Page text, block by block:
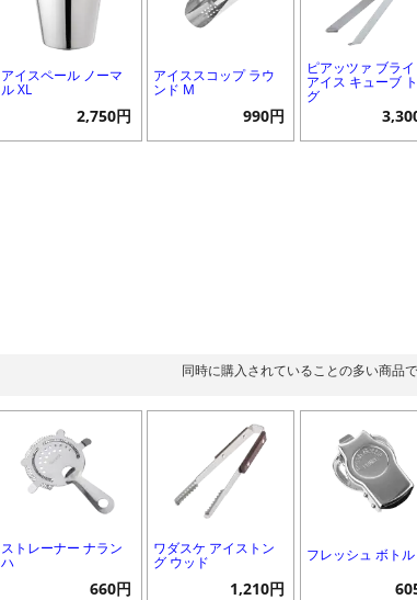
アイスペール ノーマ
ル XL
2,750円
アイススコップ ラウ
ンド M
990円
ピアッツァ ブライ
アイス キューブ
グ
同時に購入されていることの多い商品
ストレーナー ナラン
ハ
660円
ワダスケ アイストン
グ ウッド
1,210円
フレッシュ ボトル